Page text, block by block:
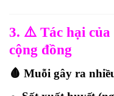
3. ⚠️ Tác hại của
cộng đồng
🩸 Muỗi gây ra